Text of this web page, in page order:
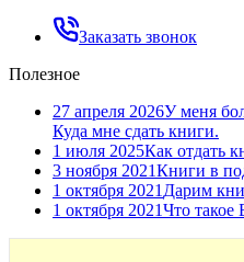
Заказать звонок
Полезное
27 апреля 2026У меня
Куда мне сдать книги.
1 июля 2025Как отдать
3 ноября 2021Книги в
1 октября 2021 Дарим
1 октября 2021Что такое